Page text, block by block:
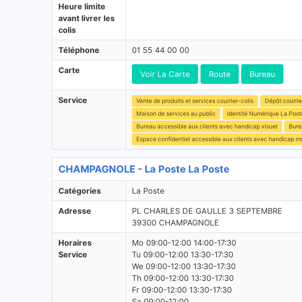
Heure limite
avant livrer les
colis
Téléphone 01 55 44 00 00
Carte Voir La Carte Route Bureau
Service Vente de produits et services courrier-colis Dépôt
Maison de services au public
Identité Numérique La
Bureau accessible aux clients avec handicap visuel
Espace confidentiel accessible aux clients avec handicap
CHAMPAGNOLE - La Poste La Poste
Catégories La Poste
Adresse
PL CHARLES DE GAULLE 3 SEPTEMBRE
39300 CHAMPAGNOLE
Horaires
Service
Mo 09:00-12:00 14:00-17:30
Tu 09:00-12:00 13:30-17:30
We 09:00-12:00 13:30-17:30
Th 09:00-12:00 13:30-17:30
Fr 09:00-12:00 13:30-17:30